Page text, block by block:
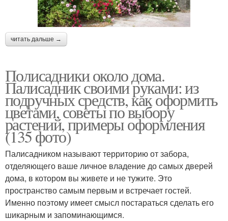
читать дальше →
Полисадники около дома.
Палисадник своими руками: из
подручных средств, как оформить
цветами, советы по выбору
растений, примеры оформления
(135 фото)
Палисадником называют территорию от забора,
отделяющего ваше личное владение до самых дверей
дома, в котором вы живете и не тужите. Это
пространство самым первым и встречает гостей.
Именно поэтому имеет смысл постараться сделать его
шикарным и запоминающимся.